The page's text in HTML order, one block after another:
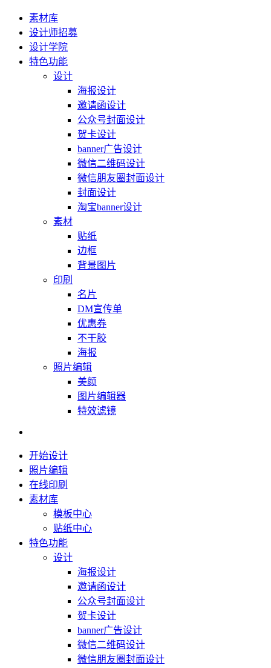
素材库
设计师招募
设计学院
特色功能
设计
海报设计
邀请函设计
公众号封面设计
贺卡设计
banner广告设计
微信二维码设计
微信朋友圈封面设计
封面设计
淘宝banner设计
素材
贴纸
边框
背景图片
印刷
名片
DM宣传单
优惠券
不干胶
海报
照片编辑
美颜
图片编辑器
特效滤镜
开始设计
照片编辑
在线印刷
素材库
模板中心
贴纸中心
特色功能
设计
海报设计
邀请函设计
公众号封面设计
贺卡设计
banner广告设计
微信二维码设计
微信朋友圈封面设计